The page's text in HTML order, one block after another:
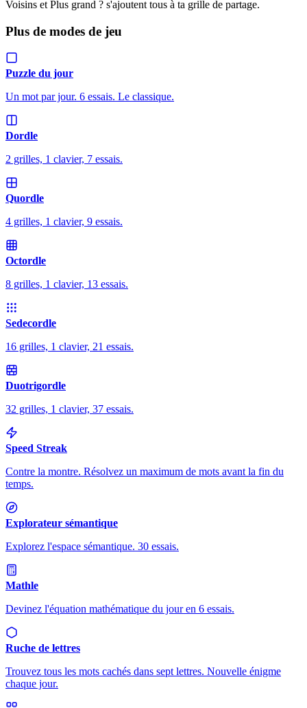
Voisins et Plus grand ? s'ajoutent tous à ta grille de partage.
Plus de modes de jeu
Puzzle du jour
Un mot par jour. 6 essais. Le classique.
Dordle
2 grilles, 1 clavier, 7 essais.
Quordle
4 grilles, 1 clavier, 9 essais.
Octordle
8 grilles, 1 clavier, 13 essais.
Sedecordle
16 grilles, 1 clavier, 21 essais.
Duotrigordle
32 grilles, 1 clavier, 37 essais.
Speed Streak
Contre la montre. Résolvez un maximum de mots avant la fin du
temps.
Explorateur sémantique
Explorez l'espace sémantique. 30 essais.
Mathle
Devinez l'équation mathématique du jour en 6 essais.
Ruche de lettres
Trouvez tous les mots cachés dans sept lettres. Nouvelle énigme
chaque jour.